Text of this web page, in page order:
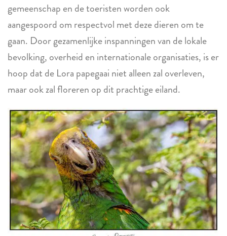
gemeenschap en de toeristen worden ook
aangespoord om respectvol met deze dieren om te
gaan. Door gezamenlijke inspanningen van de lokale
bevolking, overheid en internationale organisaties, is er
hoop dat de Lora papegaai niet alleen zal overleven,
maar ook zal floreren op dit prachtige eiland.